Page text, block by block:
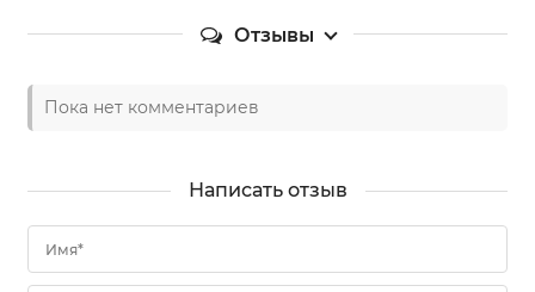
Отзывы
Пока нет комментариев
Написать отзыв
Имя*